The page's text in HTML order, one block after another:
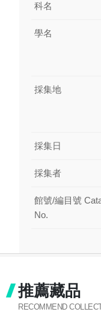
科名
學名
採集地
採集日
採集者
館號/編目號
No.
推薦藏品
RECOMMEND